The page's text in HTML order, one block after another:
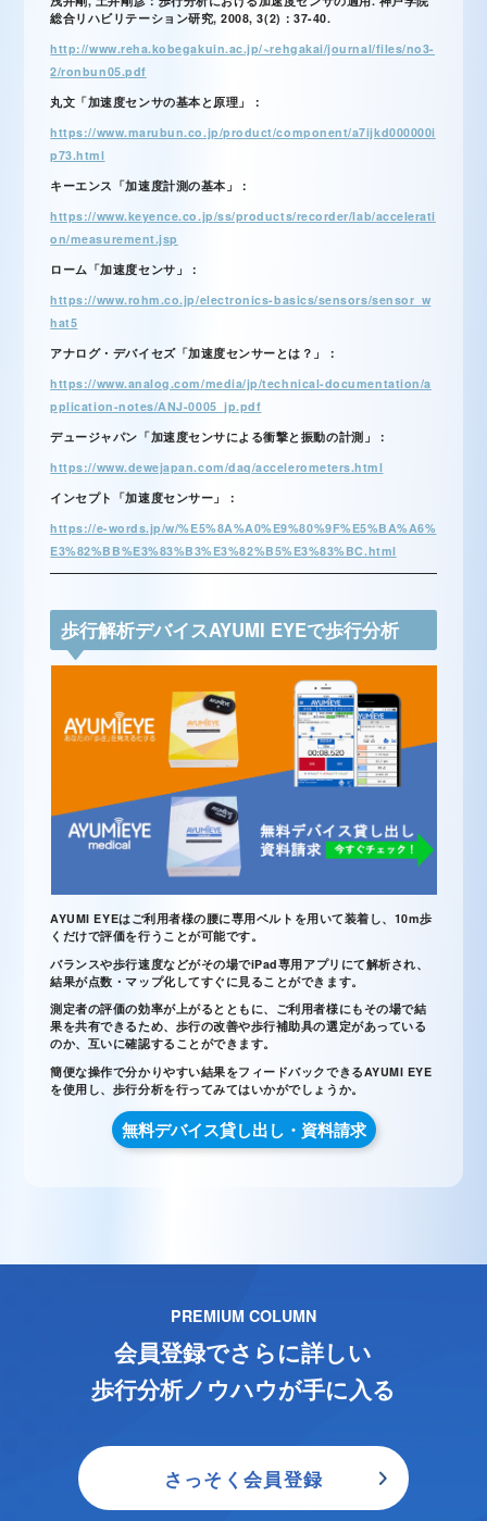
総合リハビリテーション研究, 2008, 3(2)：37-40.
http://www.reha.kobegakuin.ac.jp/~rehgakai/journal/files/no3-
2/ronbun05.pdf
丸文「加速度センサの基本と原理」：
https://www.marubun.co.jp/product/component/a7ijkd000000i
p73.html
キーエンス「加速度計測の基本」：
https://www.keyence.co.jp/ss/products/recorder/lab/accelerati
on/measurement.jsp
ローム「加速度センサ」：
https://www.rohm.co.jp/electronics-basics/sensors/sensor_w
hat5
アナログ・デバイセズ「加速度センサーとは？」：
https://www.analog.com/media/jp/technical-documentation/a
pplication-notes/ANJ-0005_jp.pdf
デュージャパン「加速度センサによる衝撃と振動の計測」：
https://www.dewejapan.com/daq/accelerometers.html
インセプト「加速度センサー」：
https://e-words.jp/w/%E5%8A%A0%E9%80%9F%E5%BA%A6%
E3%82%BB%E3%83%B3%E3%82%B5%E3%83%BC.html
歩行解析デバイスAYUMI EYEで歩行分析
AYUMI EYEはご利用者様の腰に専用ベルトを用いて装着し、10m歩
くだけで評価を行うことが可能です。
バランスや歩行速度などがその場でiPad専用アプリにて解析され、
結果が点数・マップ化してすぐに見ることができます。
測定者の評価の効率が上がるとともに、ご利用者様にもその場で結
果を共有できるため、歩行の改善や歩行補助具の選定があっている
のか、互いに確認することができます。
簡便な操作で分かりやすい結果をフィードバックできるAYUMI EYE
を使用し、歩行分析を行ってみてはいかがでしょうか。
無料デバイス貸し出し・資料請求
PREMIUM COLUMN
会員登録でさらに詳しい
歩行分析ノウハウが手に入る
さっそく会員登録